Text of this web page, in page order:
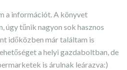
a információt. A könyvet
úgy tűnik nagyon sok hasznos
időközben már találtam is
a helyi gazdaboltban, de
is árulnak leárazva:)